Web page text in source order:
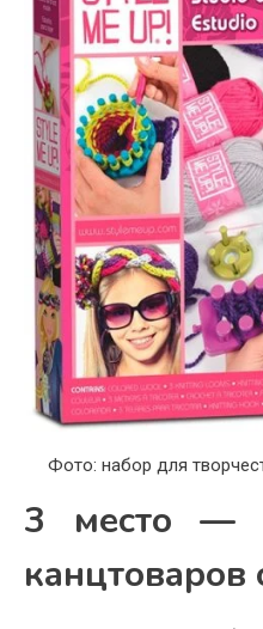
Фото: набор для
3 место —
канцтоваров